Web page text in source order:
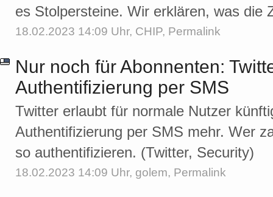
es Stolpersteine. Wir erklären, was die
18.02.2023 14:09 Uhr, CHIP, Permalink
Nur noch für Abonnenten:
Authentifizierung per SMS
Twitter erlaubt für normale Nutzer
Authentifizierung per SMS mehr. Wer
so authentifizieren. (Twitter, Security)
18.02.2023 14:09 Uhr, golem, Permalink